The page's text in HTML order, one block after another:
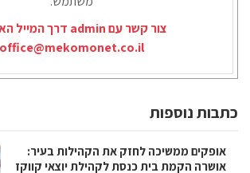
צור קשר עם admin דרך המייל האדום:
office@mekomonet.co.il
כתבות נוספות
אופקים ממשיכה לחזק את הקהילות בעיר:
אושרה הקמת בית כנסת לקהילת יוצאי קווקז